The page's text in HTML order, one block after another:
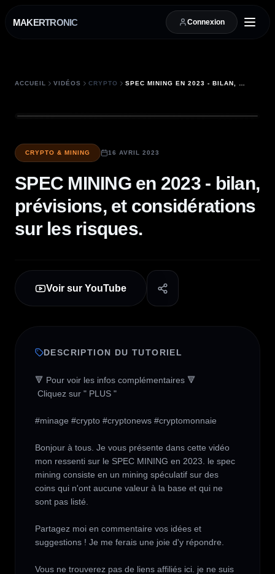
MAKERTRONIC Connexion
ACCUEIL VIDÉOS CRYPTO
CRYPTO & MINING 16 AVRIL 2023
SPEC MINING en 2023 - bilan,
prévisions, et considérations
sur les risques.
Voir sur YouTube
DESCRIPTION DU TUTORIEL
🔻 Pour voir les infos complémentaires 🔻
#minage #crypto #cryptonews #cryptomonnaie
Bonjour à tous. Je vous présente dans cette vidéo
mon ressenti sur le SPEC MINING en 2023. le spec
mining consiste en un mining spéculatif sur des
coins qui n'ont aucune valeur à la base et qui ne
sont pas listé.
Partagez moi en commentaire vos idées et
suggestions ! Je me ferais une joie d'y répondre.
Vous ne trouverez pas de liens affiliés ici. je ne suis